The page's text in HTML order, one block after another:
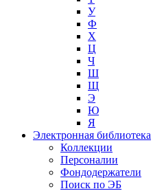
У
Ф
Х
Ц
Ч
Ш
Щ
Э
Ю
Я
Электронная библиотека
Коллекции
Персоналии
Фондодержатели
Поиск по ЭБ